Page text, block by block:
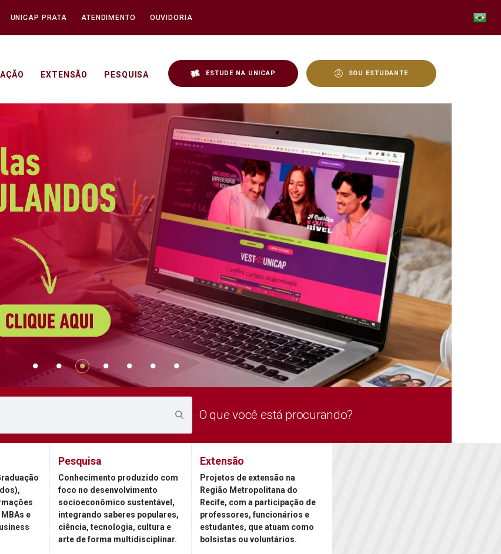
UNICAP PRATA ATENDIMENTO OUVIDORIA
EXTENSÃO PESQUISA ESTUDE NA UNICAP SOU ESTUDANTE
Next
O que você está procurando?
e
Pesquisa
Conhecimento produzido com
foco no desenvolvimento
socioeconômico sustentável,
integrando saberes populares,
ciência, tecnologia, cultura e
arte de forma multidisciplinar.
Extensão
Projetos de extensão na
Região Metropolitana do
Recife, com a participação de
professores, funcionários e
estudantes, que atuam como
bolsistas ou voluntários.